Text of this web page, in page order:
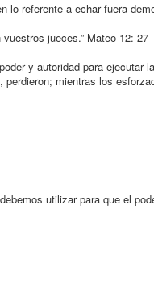
lo referente a echar fuera
jueces.” Mateo 12: 27
y autoridad para ejecutar
mientras los
utilizar para que el